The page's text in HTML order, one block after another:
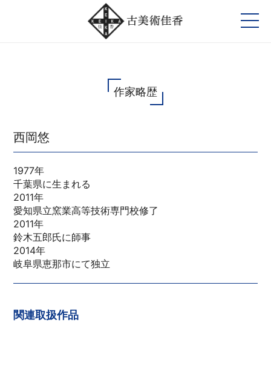
作家略歴
西岡悠
1977年
千葉県に生まれる
2011年
愛知県立窯業高等技術専門校修了
2011年
鈴木五郎氏に師事
2014年
岐阜県恵那市にて独立
関連取扱作品